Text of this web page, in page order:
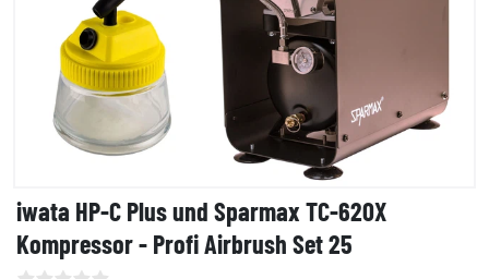
iwata HP-C Plus und Sparmax TC-620X
Kompressor - Profi Airbrush Set 25